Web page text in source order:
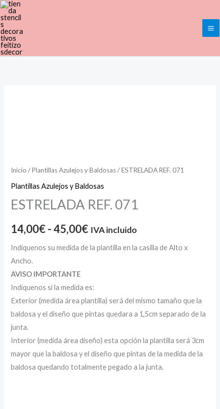
Ir
al
contenido
Inicio /Plantillas Azulejos y Baldosas/ ESTRELADA REF. 071
Plantillas Azulejos y Baldosas
ESTRELADA REF. 071
14,00€- 45,00€
14,00€
hasta
IVA incluido
Indíquenos su medida de la plantilla en la casilla de Alto x
Ancho.
AVISO IMPORTANTE
Indíquenos si la medida es:
Exterior (medida área plantilla) será del mismo tamaño que la
baldosa y el diseño que pintas quedara a 1,5cm separado de la
junta.
Interior (medida área diseño) esta opción la plantilla será 3cm
mayor que la baldosa y el diseño que pintas de la medida de la
baldosa quedando totalmente pegado a la junta.